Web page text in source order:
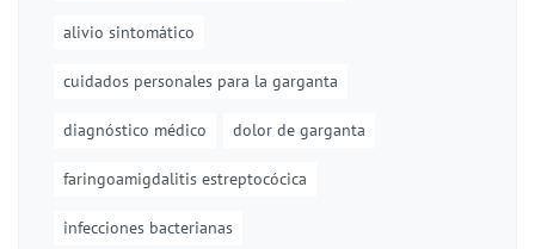
alivio sintomático
cuidados personales para la garganta
diagnóstico médico dolor de garganta
faringoamigdalitis estreptocócica
infecciones bacterianas